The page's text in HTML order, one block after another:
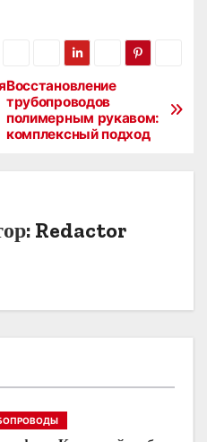
Восстановление
трубопроводов
полимерным рукавом:
комплексный подход
Redactor